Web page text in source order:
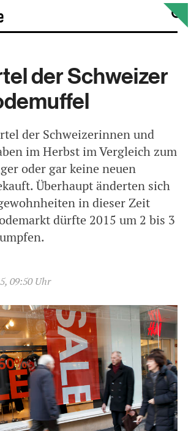
der Schweizer
der Schweizerinnen und
im Herbst im Vergleich zum
oder gar keine neuen
Überhaupt änderten sich
in dieser Zeit
dürfte 2015 um 2 bis 3
09:50 Uhr